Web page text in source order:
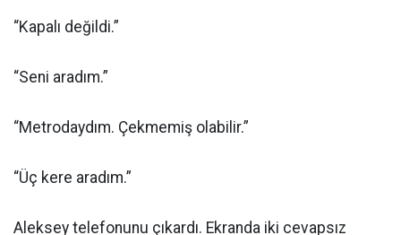
“Kapalı değildi.”
“Seni aradım.”
“Metrodaydım. Çekmemiş olabilir.”
“Üç kere aradım.”
Aleksey telefonunu çıkardı. Ekranda iki cevapsız